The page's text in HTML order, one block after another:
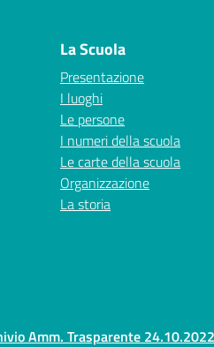
La Scuola
Presentazione
I luoghi
Le persone
I numeri della scuola
Le carte della scuola
Organizzazione
La storia
Amm. Trasparente 24.10.2022